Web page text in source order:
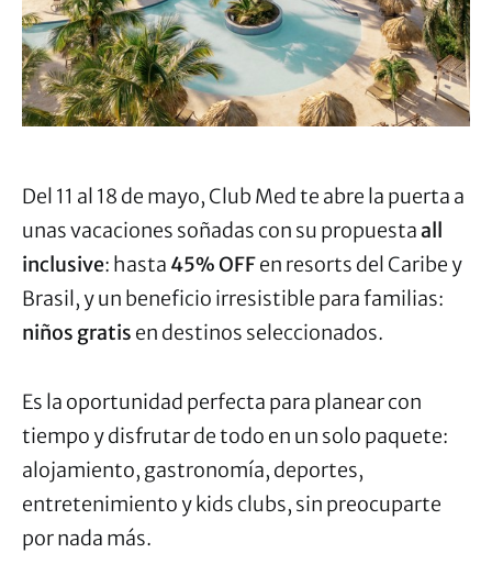
Del 11 al 18 de mayo, Club Med te abre la puerta a
unas vacaciones soñadas con su propuestaall
inclusive: hasta 45% OFFen resorts del Caribe y
Brasil, y un beneficio irresistible para familias:
niños gratis en destinos seleccionados.
Es la oportunidad perfecta para planear con
tiempo y disfrutar de todo en un solo paquete:
alojamiento, gastronomía, deportes,
entretenimiento y kids clubs, sin preocuparte
por nada más.